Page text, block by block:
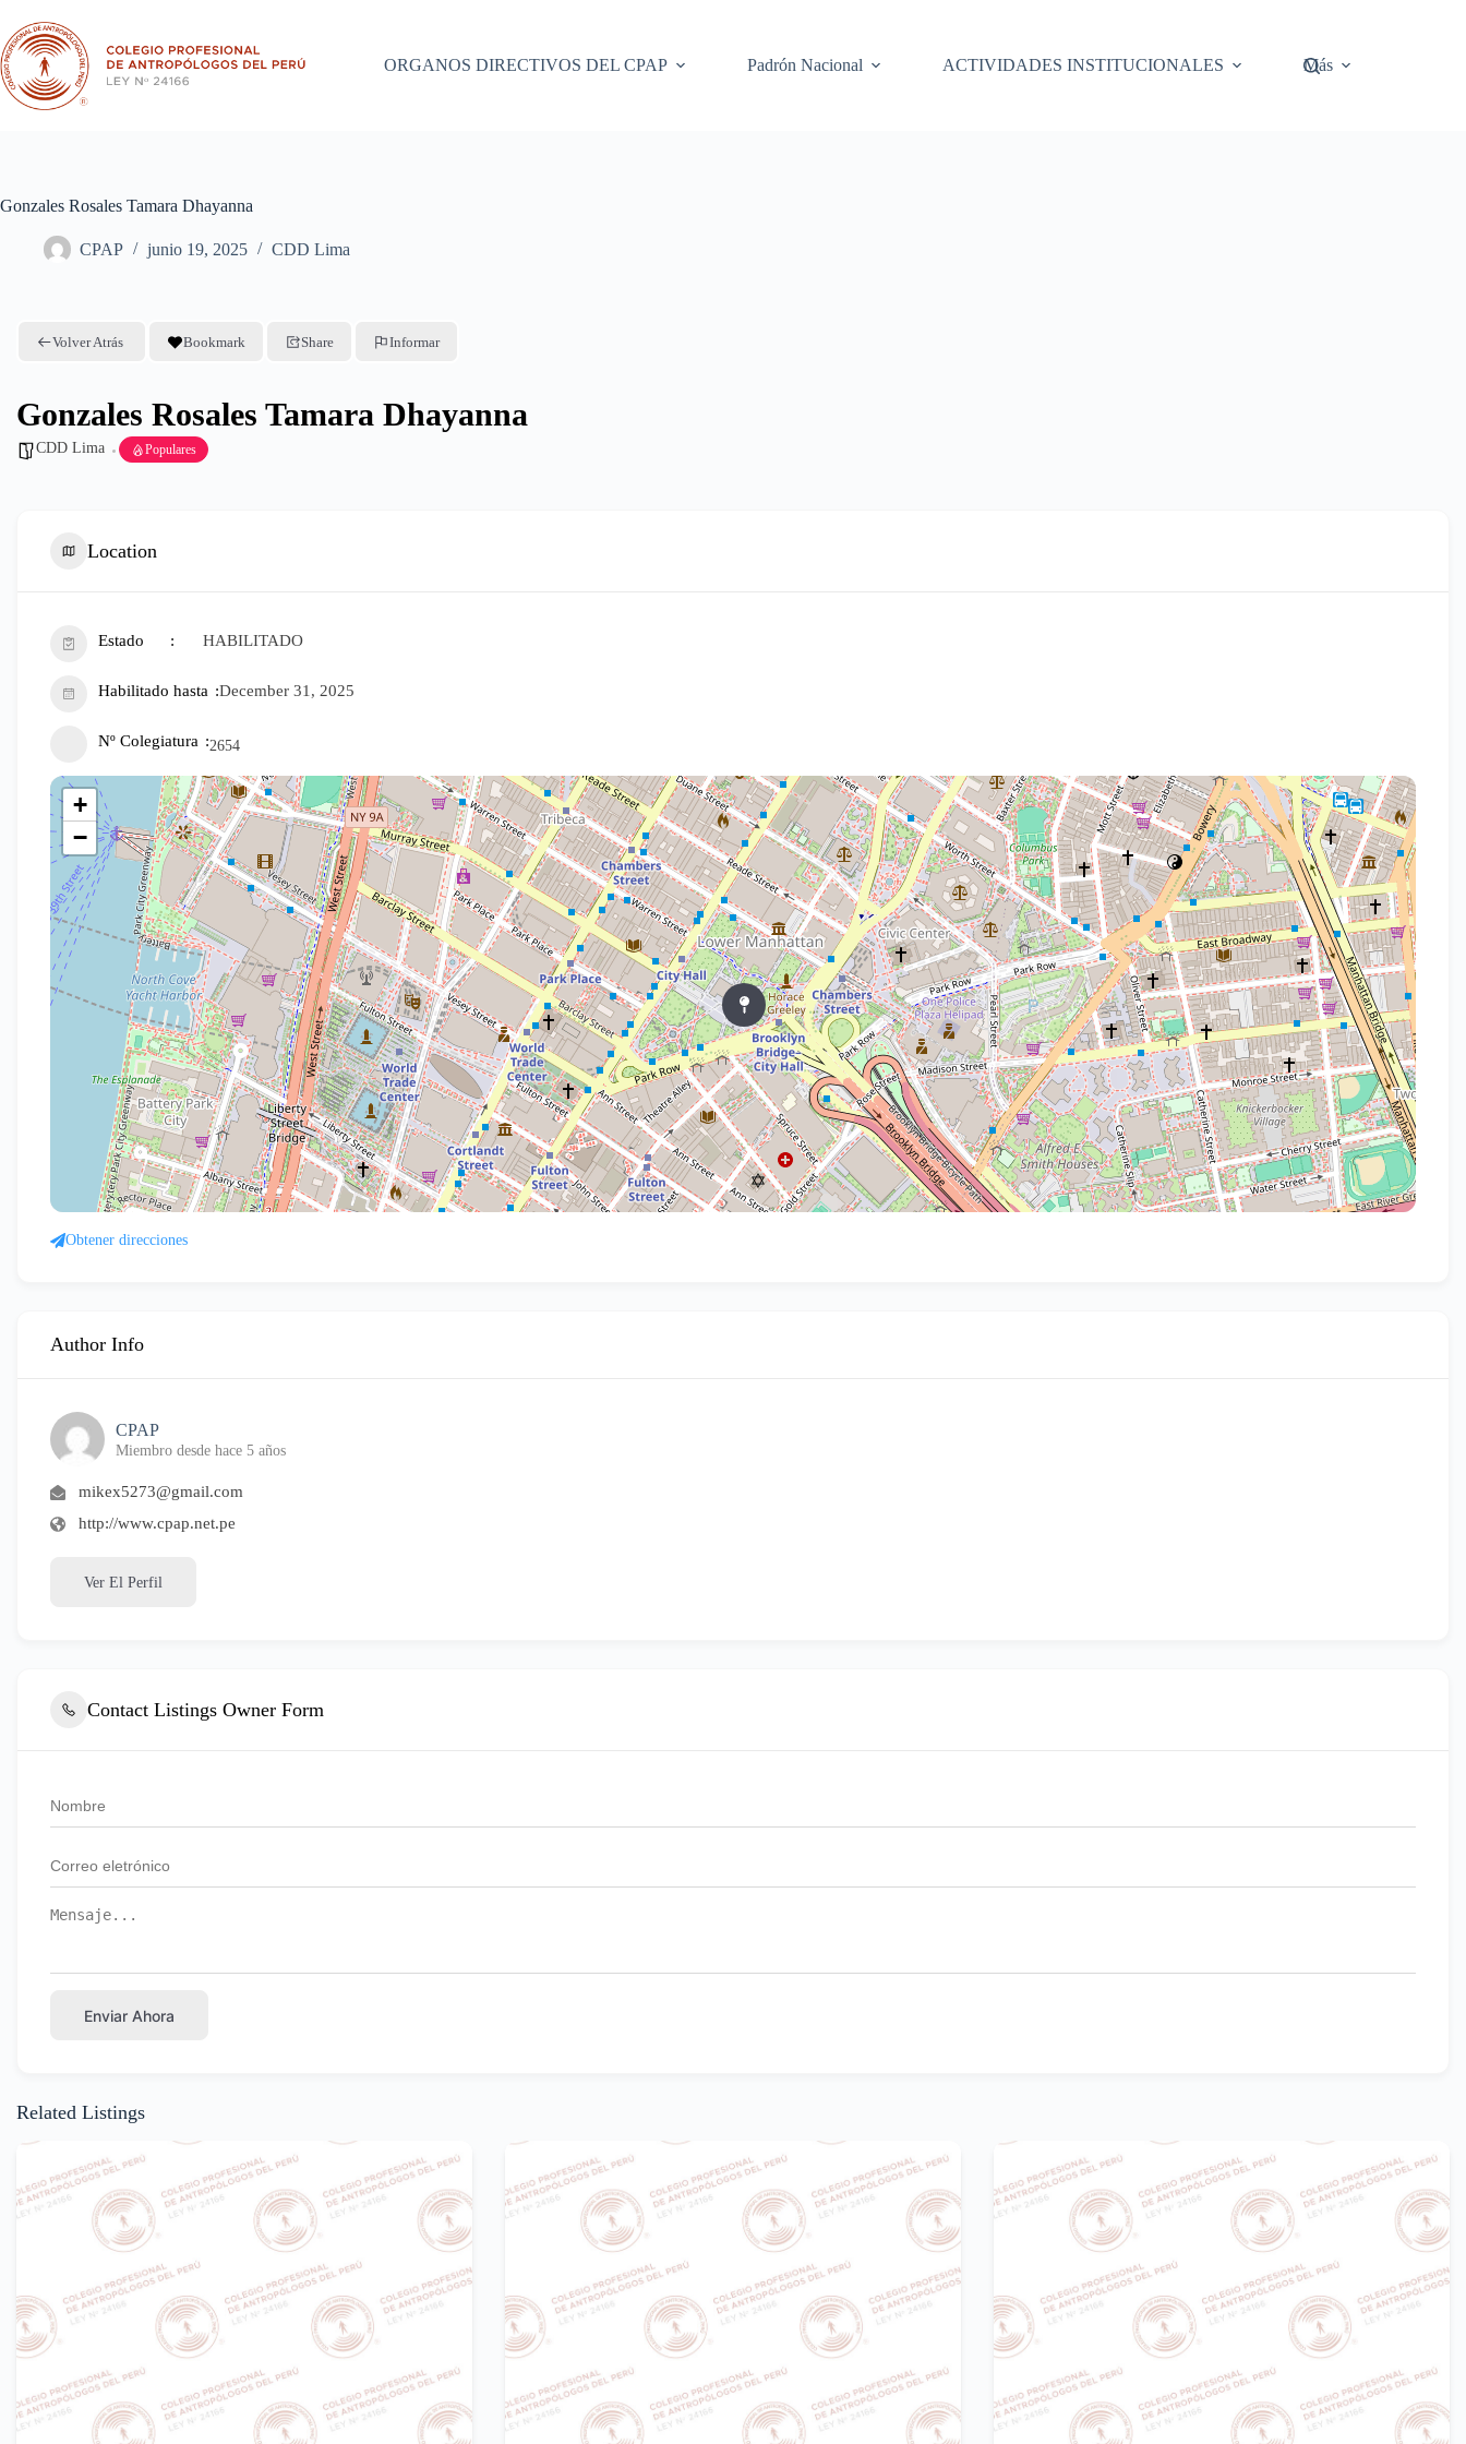
contenido
ORGANOS DIRECTIVOS DEL CPAP
Padrón Nacional ACTIVIDADES INSTITUCIONALES Más
Gonzales Rosales Tamara Dhayanna
CPAP junio 19, 2025 CDD Lima
Volver Atrás Bookmark Share Informar
Gonzales Rosales Tamara Dhayanna
CDD Lima Populares
Location
Estado HABILITADO
Habilitado hasta December 31, 2025
Nº Colegiatura 2654
+
−
Obtener direcciones
Author Info
CPAP
Miembro desde hace 5 años
mikex5273@gmail.com
http://www.cpap.net.pe
Ver El Perfil
Contact Listings Owner Form
Enviar Ahora
Related Listings